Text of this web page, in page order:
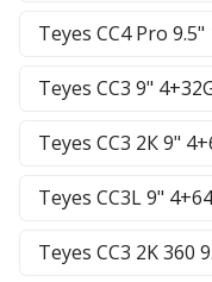
Teyes CC4 Pro 9.5"
Teyes CC3 9"
Teyes CC3 2К 9"
Teyes CC3L 9"
Teyes CC3 2K 360